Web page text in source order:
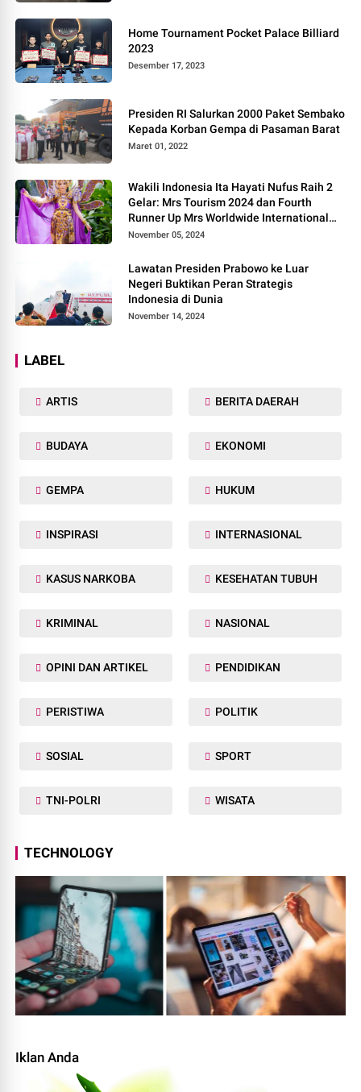
Home Tournament Pocket Palace Billiard
2023
Desember 17, 2023
Presiden RI Salurkan 2000 Paket Sembako
Kepada Korban Gempa di Pasaman Barat
Maret 01, 2022
Wakili Indonesia Ita Hayati Nufus Raih 2
Gelar: Mrs Tourism 2024 dan Fourth
Runner Up Mrs Worldwide International
2024, di Pemilihan Mrs Worldwide 2024
November 05, 2024
Lawatan Presiden Prabowo ke Luar
Negeri Buktikan Peran Strategis
Indonesia di Dunia
November 14, 2024
LABEL
ARTIS BERITA DAERAH
BUDAYA EKONOMI
GEMPA HUKUM
INSPIRASI INTERNASIONAL
KASUS NARKOBA KESEHATAN TUBUH
KRIMINAL NASIONAL
OPINI DAN ARTIKEL PENDIDIKAN
PERISTIWA POLITIK
SOSIAL SPORT
TNI-POLRI WISATA
TECHNOLOGY
Iklan Anda